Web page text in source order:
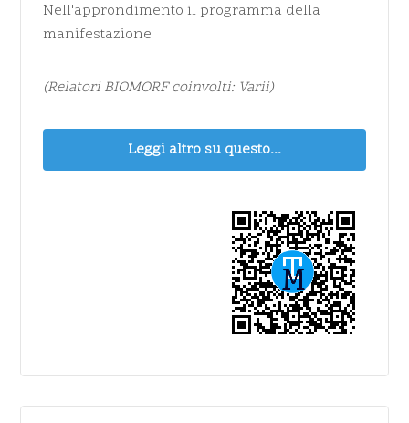
Nell'approndimento il programma della
manifestazione
(Relatori BIOMORF coinvolti: Varii)
Leggi altro su questo...